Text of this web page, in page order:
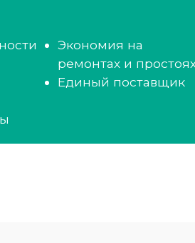
Экономия на
ремонтах и
Единый поставщик